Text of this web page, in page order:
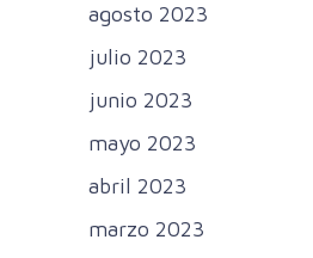
agosto 2023
julio 2023
junio 2023
mayo 2023
abril 2023
marzo 2023